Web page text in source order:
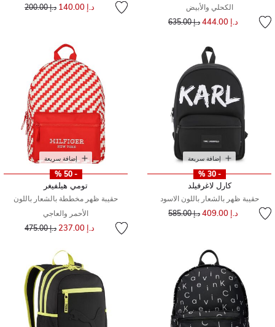
الكحلي والأبيض
د.إ 444.00 سعر مخفض مند.إ 635.00
د.إ 140.00 سعر مخفض من
د.إ 200.00 إلى
إضافة سريعة
- 30 %
كارل لاغرفيلد
حقيبة ظهر بالشعار باللون الاسود
د.إ 409.00 سعر مخفض مند.إ 585.00
إضافة سريعة
- 50 %
تومي هيلفيغر
حقيبة ظهر مخططة بالشعار باللون
الأحمر والعاجي
د.إ 237.00 سعر مخفض من
د.إ 475.00 إلى